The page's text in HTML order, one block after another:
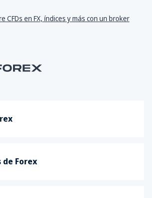
CFDs en FX, índices y más con un broker
Forex